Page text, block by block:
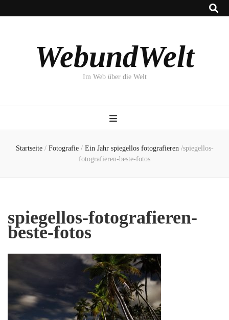
WebundWelt
Im Web über die Welt
Startseite / Fotografie / Ein Jahr spiegellos fotografieren /spiegellos-
fotografieren-beste-fotos
spiegellos-fotografieren-
beste-fotos